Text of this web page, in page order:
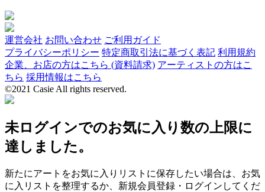
運営会社 お問い合わせ ご利用ガイド
プライバシーポリシー 特定商取引法に基づく表記 利用規約
企業、お店の方はこちら (資料請求) アーティストの方はこ
ちら 採用情報はこちら
©2021 Casie All rights reserved.
未ログインでのお気に入り数の上限に
達しました。
新たにアートをお気に入りリストに保存したい場合は、お気
に入リストを整理するか、新規会員登録・ログインしてくだ